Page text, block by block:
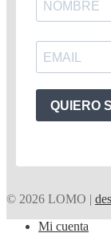
QUIERO
© 2026 LOMO |
Mi cuenta